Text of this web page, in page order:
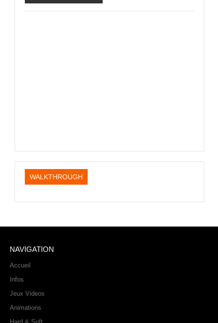
WALKTHROUGH
NAVIGATION
Accueil
Infos
Jeux Videos
Animations